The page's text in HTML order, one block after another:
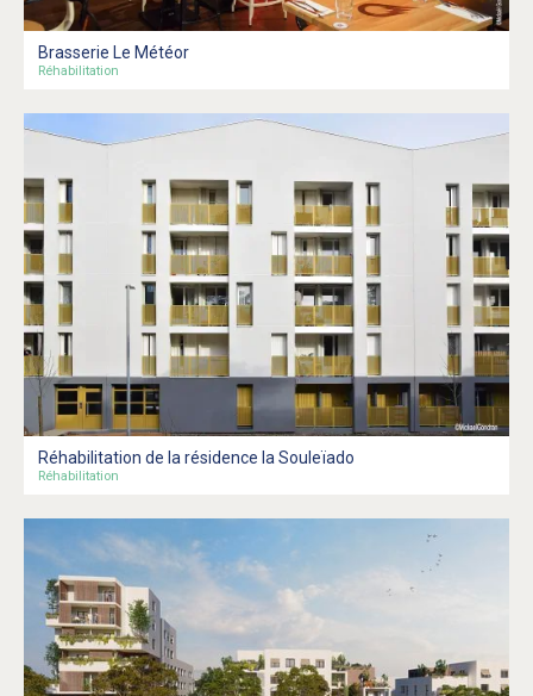
Brasserie Le Météor
Réhabilitation
Réhabilitation de la résidence la Souleïado
Réhabilitation